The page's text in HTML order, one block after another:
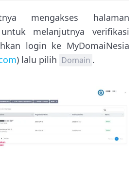
mengakses halaman
melanjutnya verifikasi
login ke MyDomaiNesia
) lalu pilih Domain .